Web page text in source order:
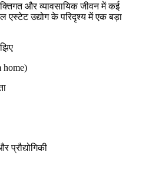
और व्यावसायिक जीवन में कई
एस्टेट उद्योग के परिदृश्य में एक बड़ा
home)